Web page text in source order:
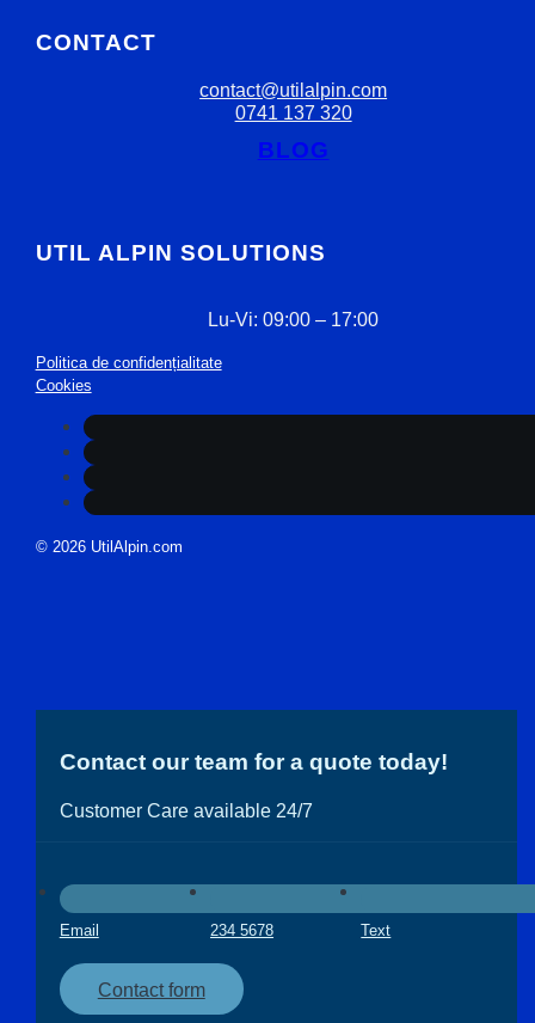
CONTACT
contact@utilalpin.com
0741 137 320
BLOG
UTIL ALPIN SOLUTIONS
Lu-Vi: 09:00 – 17:00
Politica de confidențialitate
Cookies
© 2026 UtilAlpin.com
Contact our team for a quote today!
Customer Care available 24/7
Email 234 5678 Text
Contact form